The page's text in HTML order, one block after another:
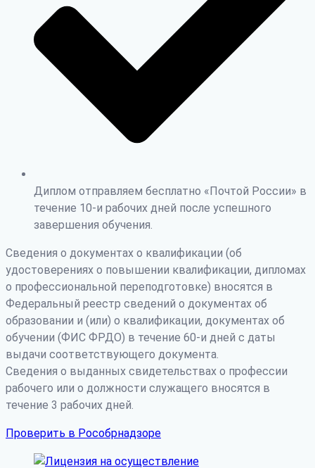
Диплом отправляем бесплатно «Почтой России» в
течение 10-и рабочих дней после успешного
завершения обучения.
Сведения о документах о квалификации (об
удостоверениях о повышении квалификации, дипломах
о профессиональной переподготовке) вносятся в
Федеральный реестр сведений о документах об
образовании и (или) о квалификации, документах об
обучении (ФИС ФРДО) в течение 60-и дней с даты
выдачи соответствующего документа.
Сведения о выданных свидетельствах о профессии
рабочего или о должности служащего вносятся в
течение 3 рабочих дней.
Проверить в Рособрнадзоре